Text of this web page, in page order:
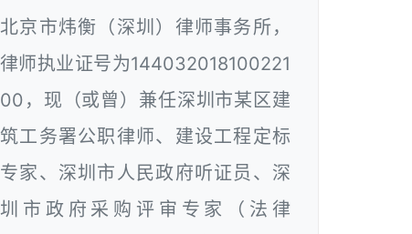
北京市炜衡（深圳）律师事务所，
律师执业证号为144032018100221
00，现（或曾）兼任深圳市某区建
筑工务署公职律师、建设工程定标
专家、深圳市人民政府听证员、深
圳市政府采购评审专家（法律